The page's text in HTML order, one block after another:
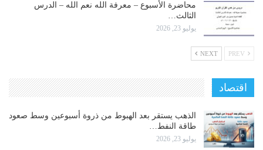
محاضرة الأسبوع – معرفة الله نعم الله – الدرس
الثالث…
يوليو 23, 2026
NEXT
اقتصاد
الذهب يستقر بعد الهبوط من ذروة أسبوعين وسط صعود
طاقة النفط…
يوليو 23, 2026